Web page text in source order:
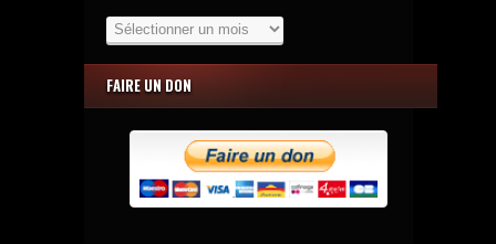
Archives
FAIRE UN DON